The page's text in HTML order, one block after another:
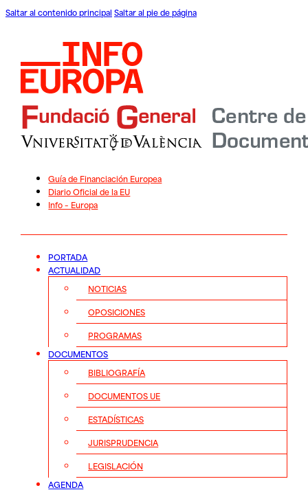
Saltar al contenido principal Saltar al pie de página
Guía de Financiación Europea
Diario Oficial de la EU
Info – Europa
PORTADA
ACTUALIDAD
NOTICIAS
OPOSICIONES
PROGRAMAS
DOCUMENTOS
BIBLIOGRAFÍA
DOCUMENTOS UE
ESTADÍSTICAS
JURISPRUDENCIA
LEGISLACIÓN
AGENDA